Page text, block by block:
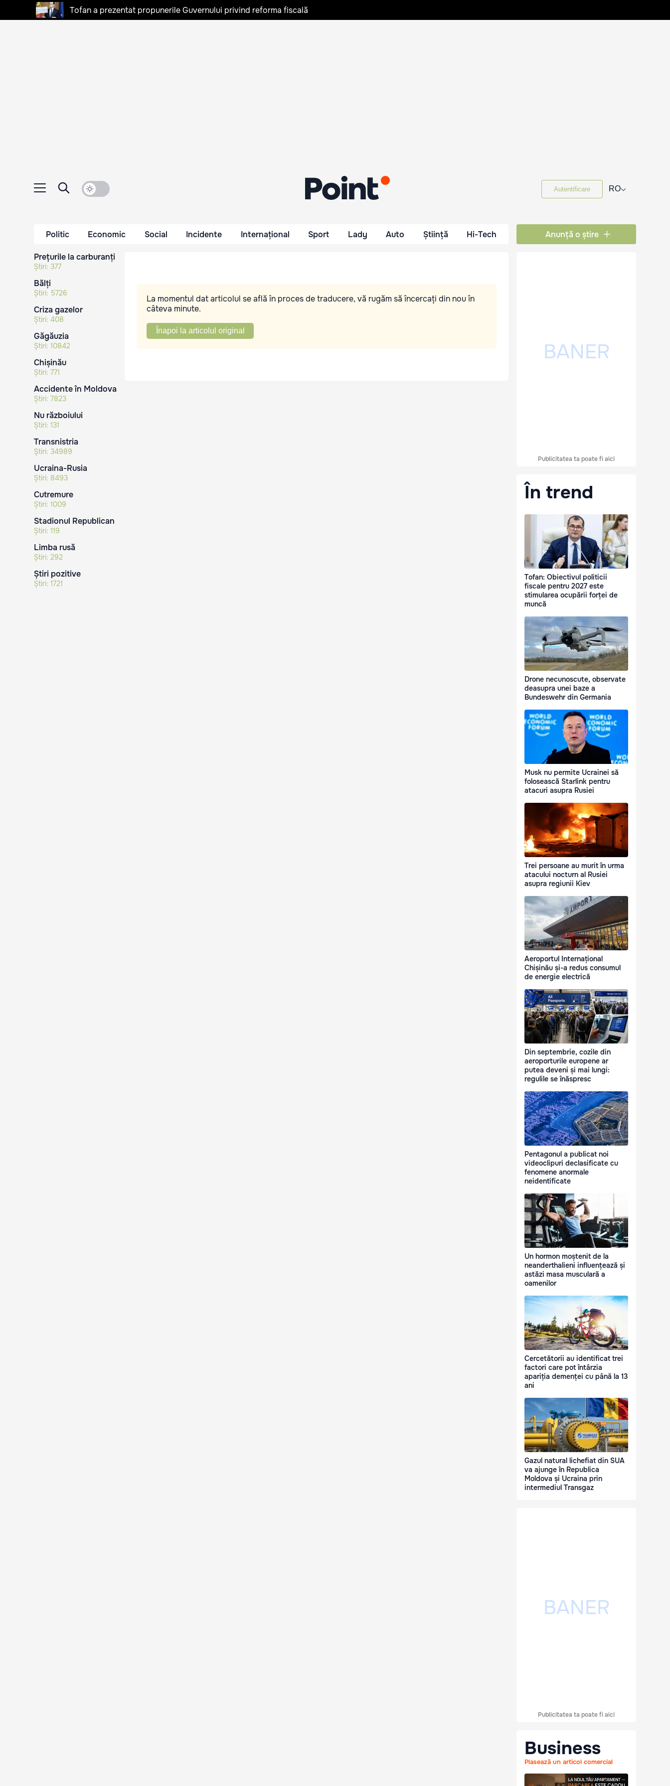
Tofan a prezentat propunerile Guvernului privind reforma fiscală
Autentificare RO⌵
Politic Economic Social Incidente Internațional Sport Lady Auto Știință Hi-Tech Anunță o știre
Prețurile la carburanți
Știri: 377
Bălți
Știri: 5726
Criza gazelor
Știri: 408
Găgăuzia
Știri: 10842
Chișinău
Știri: 771
Accidente în Moldova
Știri: 7823
Nu războiului
Știri: 131
Transnistria
Știri: 34989
Ucraina-Rusia
Știri: 8493
Cutremure
Știri: 1009
Stadionul Republican
Știri: 119
Limba rusă
Știri: 292
Știri pozitive
Știri: 1721
La momentul dat articolul se află în proces de traducere, vă rugăm să încercați din nou în
câteva minute.
Înapoi la articolul original
Publicitatea ta poate fi aici
În trend
Tofan: Obiectivul politicii
fiscale pentru 2027 este
stimularea ocupării forței de
muncă
Drone necunoscute, observate
deasupra unei baze a
Bundeswehr din Germania
Musk nu permite Ucrainei să
folosească Starlink pentru
atacuri asupra Rusiei
Trei persoane au murit în urma
atacului nocturn al Rusiei
asupra regiunii Kiev
Aeroportul Internațional
Chișinău și-a redus consumul
de energie electrică
Din septembrie, cozile din
aeroporturile europene ar
putea deveni și mai lungi:
regulile se înăspresc
Pentagonul a publicat noi
videoclipuri declasificate cu
fenomene anormale
neidentificate
Un hormon moștenit de la
neanderthalieni influențează și
astăzi masa musculară a
oamenilor
Cercetătorii au identificat trei
factori care pot întârzia
apariția demenței cu până la 13
ani
Gazul natural lichefiat din SUA
va ajunge în Republica
Moldova și Ucraina prin
intermediul Transgaz
Publicitatea ta poate fi aici
Business
Plasează un articol comercial